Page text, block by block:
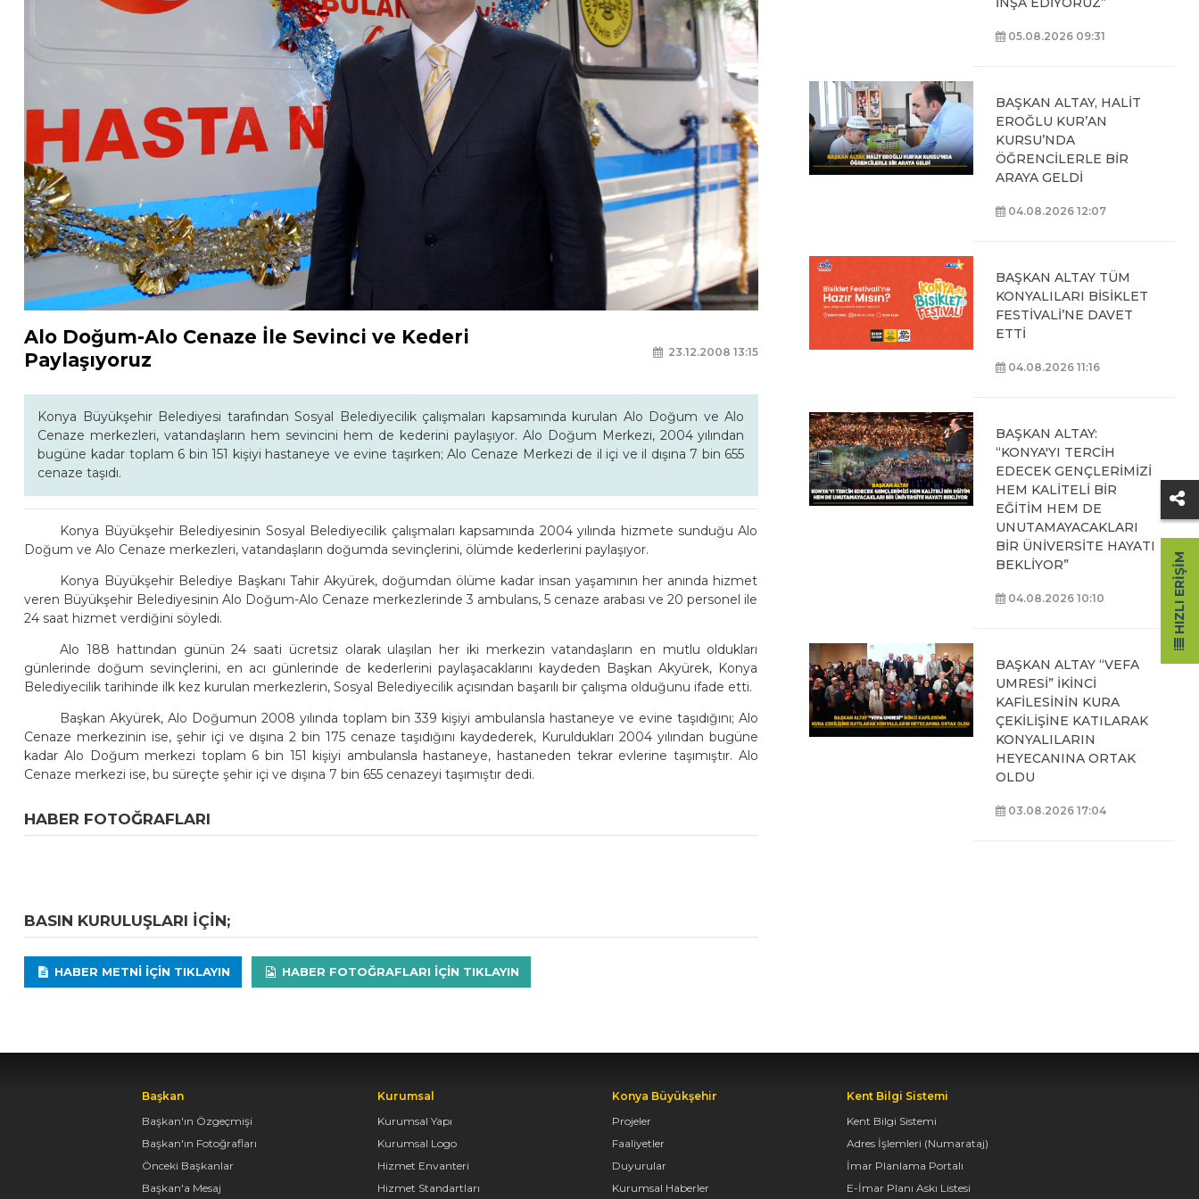
Alo Doğum-Alo Cenaze İle Sevinci ve Kederi
Paylaşıyoruz
23.12.2008 13:15
Konya Büyükşehir Belediyesi tarafından Sosyal Belediyecilik çalışmaları kapsamında kurulan Alo Doğum ve Alo
Cenaze merkezleri, vatandaşların hem sevincini hem de kederini paylaşıyor. Alo Doğum Merkezi, 2004 yılından
bugüne kadar toplam 6 bin 151 kişiyi hastaneye ve evine taşırken; Alo Cenaze Merkezi de il içi ve il dışına 7 bin 655
cenaze taşıdı.
Konya Büyükşehir Belediyesinin Sosyal Belediyecilik çalışmaları kapsamında 2004 yılında hizmete sunduğu Alo
Doğum ve Alo Cenaze merkezleri, vatandaşların doğumda sevinçlerini, ölümde kederlerini paylaşıyor.
Konya Büyükşehir Belediye Başkanı Tahir Akyürek, doğumdan ölüme kadar insan yaşamının her anında hizmet
veren Büyükşehir Belediyesinin Alo Doğum-Alo Cenaze merkezlerinde 3 ambulans, 5 cenaze arabası ve 20 personel ile
24 saat hizmet verdiğini söyledi.
Alo 188 hattından günün 24 saati ücretsiz olarak ulaşılan her iki merkezin vatandaşların en mutlu oldukları
günlerinde doğum sevinçlerini, en acı günlerinde de kederlerini paylaşacaklarını kaydeden Başkan Akyürek, Konya
Belediyecilik tarihinde ilk kez kurulan merkezlerin, Sosyal Belediyecilik açısından başarılı bir çalışma olduğunu ifade etti.
Başkan Akyürek, Alo Doğumun 2008 yılında toplam bin 339 kişiyi ambulansla hastaneye ve evine taşıdığını; Alo
Cenaze merkezinin ise, şehir içi ve dışına 2 bin 175 cenaze taşıdığını kaydederek, Kuruldukları 2004 yılından bugüne
kadar Alo Doğum merkezi toplam 6 bin 151 kişiyi ambulansla hastaneye, hastaneden tekrar evlerine taşımıştır. Alo
Cenaze merkezi ise, bu süreçte şehir içi ve dışına 7 bin 655 cenazeyi taşımıştır dedi.
HABER FOTOĞRAFLARI
BASIN KURULUŞLARI IÇIN;
HABER METNI IÇIN TIKLAYIN HABER FOTOĞRAFLARI IÇIN TIKLAYIN
05.08.2026 09:31
BAŞKAN ALTAY, HALİT
EROĞLU KUR’AN
KURSU’NDA
ÖĞRENCİLERLE BİR
ARAYA GELDİ
04.08.2026 12:07
BAŞKAN ALTAY TÜM
KONYALILARI BİSİKLET
FESTİVALİ’NE DAVET
ETTİ
04.08.2026 11:16
BAŞKAN ALTAY:
“KONYA'YI TERCİH
EDECEK GENÇLERİMİZİ
HEM KALİTELİ BİR
EĞİTİM HEM DE
UNUTAMAYACAKLARI
BİR ÜNİVERSİTE HAYATI
BEKLİYOR”
04.08.2026 10:10
BAŞKAN ALTAY “VEFA
UMRESİ” İKİNCİ
KAFİLESİNİN KURA
ÇEKİLİŞİNE KATILARAK
KONYALILARIN
HEYECANINA ORTAK
OLDU
03.08.2026 17:04
Başkan
Başkan'ın Özgeçmişi
Başkan'ın Fotoğrafları
Önceki Başkanlar
Başkan'a Mesaj
Kurumsal
Kurumsal Yapı
Kurumsal Logo
Hizmet Envanteri
Hizmet Standartları
Konya Büyükşehir
Projeler
Faaliyetler
Duyurular
Kurumsal Haberler
Kent Bilgi Sistemi
Kent Bilgi Sistemi
Adres İşlemleri (Numarataj)
İmar Planlama Portalı
E-İmar Planı Askı Listesi
HIZLI ERIŞIM